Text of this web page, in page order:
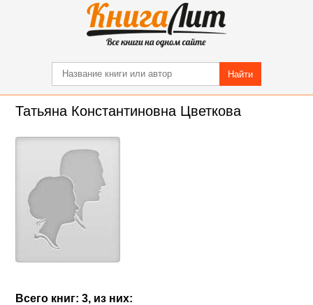
Найти
Татьяна Константиновна Цветкова
Всего книг: 3, из них: